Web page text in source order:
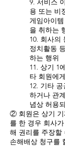
9. 서비스
용 또는 비
게임아이
을 취하는
10. 회사의
정치활동
하는 행위
11. 상기 1
타 회원에
12. 기타
하거나 관
념상 허용
② 회원은 상기 기
를 한 경우 회사
해 권리를 주장할
손해배상 청구를